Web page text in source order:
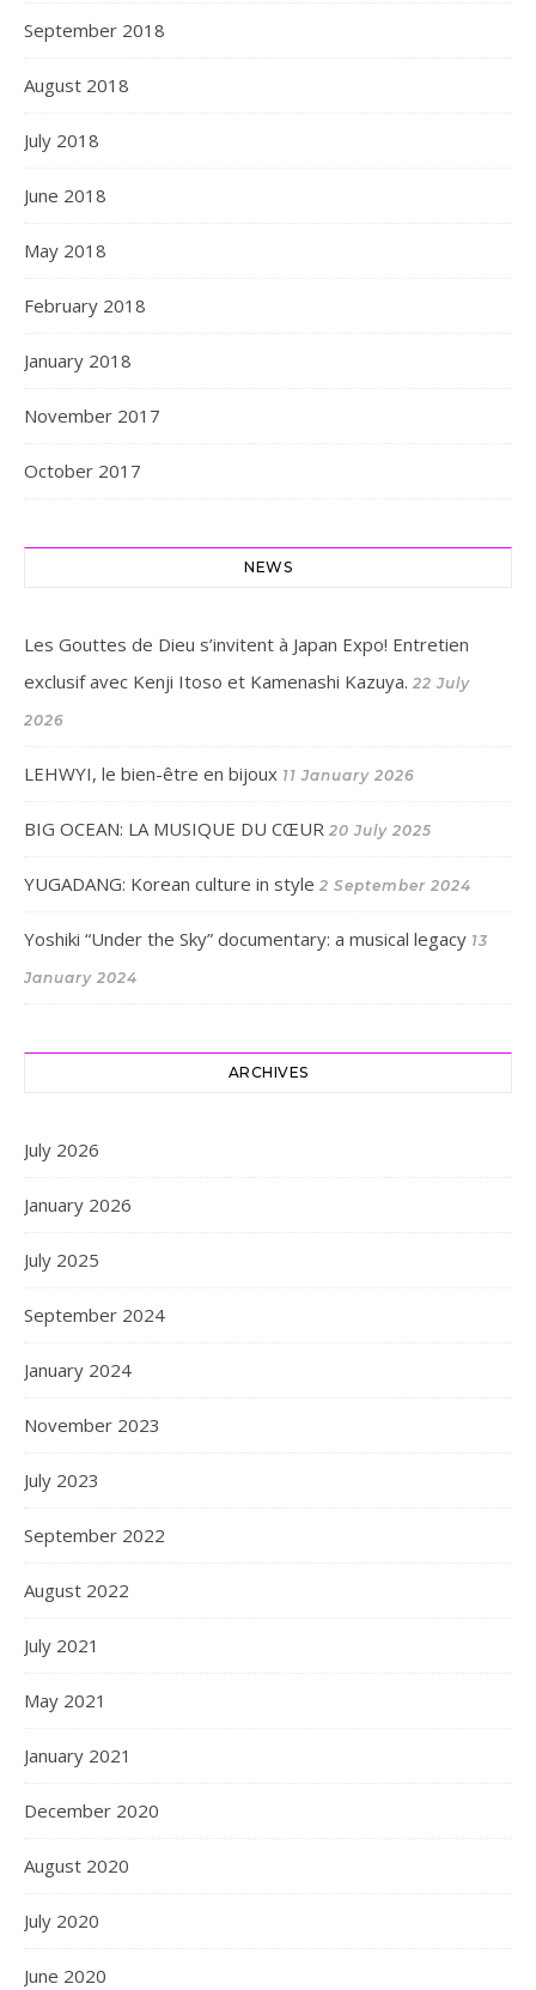
September 2018
August 2018
July 2018
June 2018
May 2018
February 2018
January 2018
November 2017
October 2017
NEWS
Les Gouttes de Dieu s’invitent à Japan Expo! Entretien
exclusif avec Kenji Itoso et Kamenashi Kazuya. 22 July
2026
LEHWYI, le bien-être en bijoux 11 January 2026
BIG OCEAN: LA MUSIQUE DU CŒUR 20 July 2025
YUGADANG: Korean culture in style 2 September 2024
Yoshiki “Under the Sky” documentary: a musical legacy 13
January 2024
ARCHIVES
July 2026
January 2026
July 2025
September 2024
January 2024
November 2023
July 2023
September 2022
August 2022
July 2021
May 2021
January 2021
December 2020
August 2020
July 2020
June 2020